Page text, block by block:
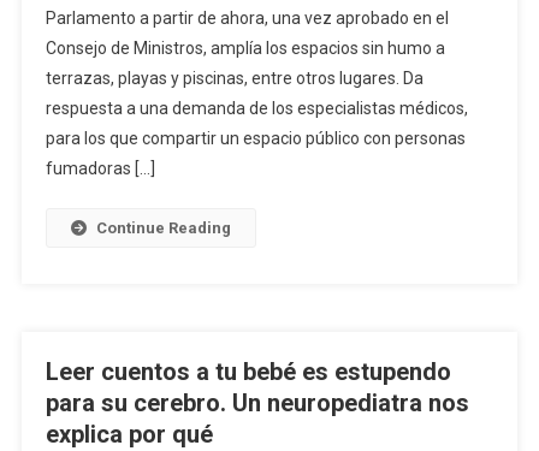
Parlamento a partir de ahora, una vez aprobado en el
Consejo de Ministros, amplía los espacios sin humo a
terrazas, playas y piscinas, entre otros lugares. Da
respuesta a una demanda de los especialistas médicos,
para los que compartir un espacio público con personas
fumadoras […]
Continue Reading
Leer cuentos a tu bebé es estupendo
para su cerebro. Un neuropediatra nos
explica por qué